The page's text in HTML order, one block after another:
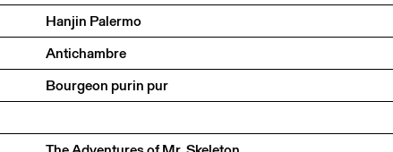
Hanjin Palermo
Antichambre
Bourgeon purin pur